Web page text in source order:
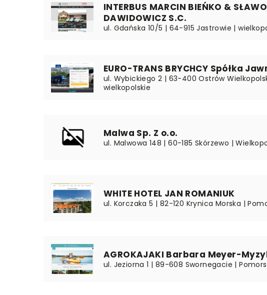
INTERBUS MARCIN BIEŃKO &
DAWIDOWICZ S.C.
ul. Gdańska 10/5 | 64-915 Jastrowie |
EURO-TRANS BRYCHCY Spółka
ul. Wybickiego 2 | 63-400 Ostrów
wielkopolskie
Malwa Sp. Z o.o.
ul. Malwowa 148 | 60-185 Skórzewo |
WHITE HOTEL JAN ROMANIUK
ul. Korczaka 5 | 82-120 Krynica Morska |
AGROKAJAKI Barbara Meyer-
ul. Jeziorna 1 | 89-608 Swornegacie |